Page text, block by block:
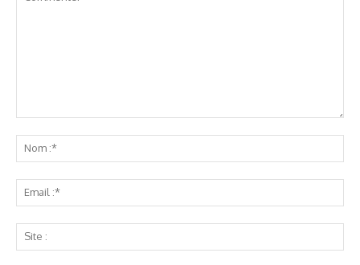
:*
:*
: